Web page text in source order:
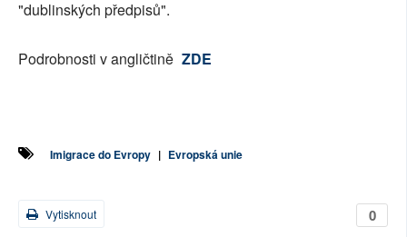
"dublinských předpisů".
Podrobnosti v angličtině ZDE
Imigrace do Evropy | Evropská unie
0
Vytisknout